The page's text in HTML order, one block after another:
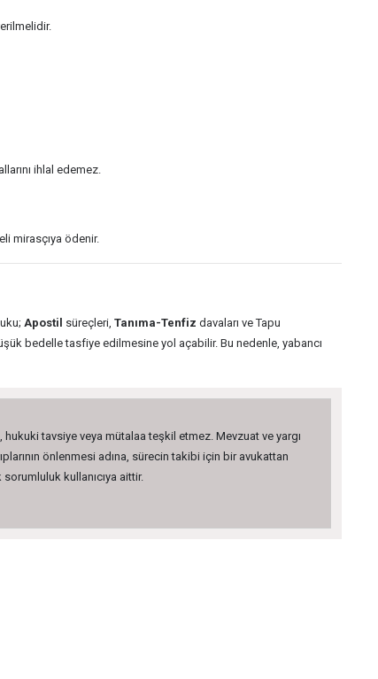
ihlal edemez.
mirasçıya ödenir.
Apostil süreçleri, Tanıma-Tenfiz davaları ve Tapu
bedelle tasfiye edilmesine yol açabilir. Bu nedenle, yabancı
tavsiye veya mütalaa teşkil etmez. Mevzuat ve yargı
önlenmesi adına, sürecin takibi için bir avukattan
kullanıcıya aittir.